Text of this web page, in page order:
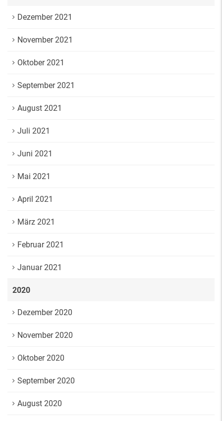
Dezember 2021
November 2021
Oktober 2021
September 2021
August 2021
Juli 2021
Juni 2021
Mai 2021
April 2021
März 2021
Februar 2021
Januar 2021
2020
Dezember 2020
November 2020
Oktober 2020
September 2020
August 2020